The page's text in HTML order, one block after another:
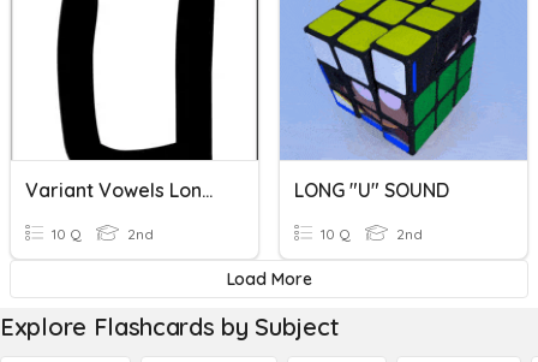
Variant Vowels Long U
10 Q 2nd
LONG "U" SOUND
10 Q 2nd
Load More
Explore Flashcards by Subject